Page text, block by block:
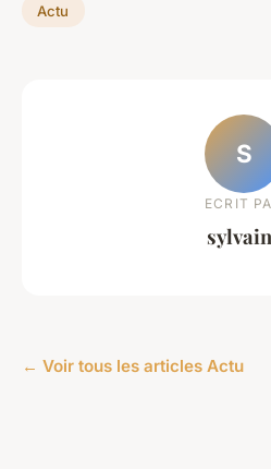
Actu
S
ECRIT
← Voir tous les articles Actu